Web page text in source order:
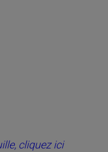
cliquez ici